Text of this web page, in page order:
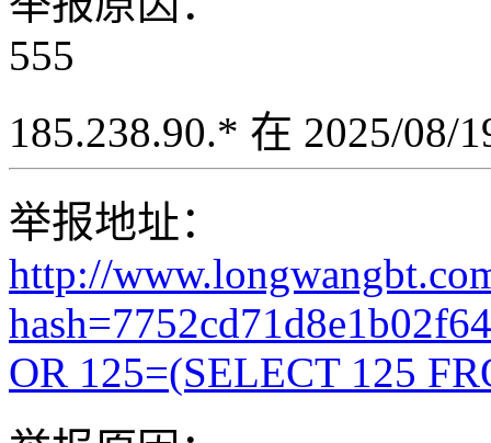
555
185.238.90.* 在 2025/08/
举报地址：
http://
OR 125=(SELECT 125